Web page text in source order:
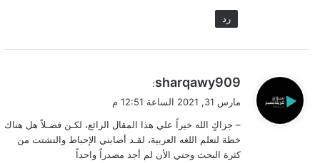
معرفتكباللغة العربية؛ معانيها وقواعدها تجعل من القراءة
طريق تعلم كتابة المحتوى، فالقراءة أمر لا بدّ منه، ولا يعدّ
رفاهية أبدًا.
لو تحدثنا عن أهمية تعلم اللغة العربية ساعات طوال لن
رد
ي
ل
sharqawy909
:
مارس 31, 2021 الساعة 12:51 م
– جزاكٍ الله خيراً علي هذا المقال الرائع، لكـن فضـلاً هل هناك
خطة لتعلم اللغه العربية، لقـد أصابني الإحباط والتشتت من
كثرة البحث وحتي الأن لم أجد مصدراً واحداً